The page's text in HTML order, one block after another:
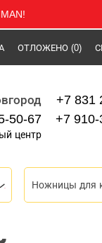
ОТЛОЖЕНО (0)
50-67
центр
+7 831
+7